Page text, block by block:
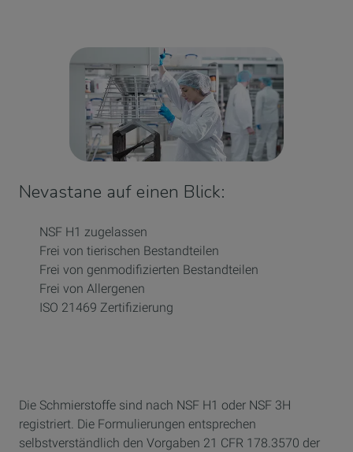
Nevastane auf einen Blick:
NSF H1 zugelassen
Frei von tierischen Bestandteilen
Frei von genmodifizierten Bestandteilen
Frei von Allergenen
ISO 21469 Zertifizierung
Die Schmierstoffe sind nach NSF H1 oder NSF 3H
registriert. Die Formulierungen entsprechen
selbstverständlich den Vorgaben 21 CFR 178.3570 der